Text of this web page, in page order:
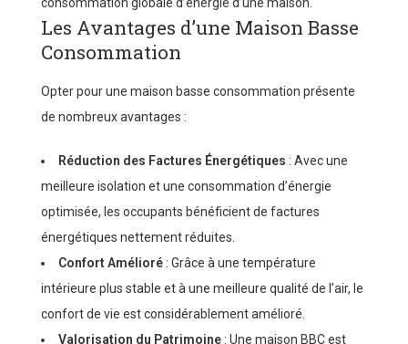
Les Avantages d’une Maison Basse
Consommation
Opter pour une maison basse consommation présente
de nombreux avantages :
Réduction des Factures Énergétiques : Avec une
meilleure isolation et une consommation d’énergie
optimisée, les occupants bénéficient de factures
énergétiques nettement réduites.
Confort Amélioré: Grâce à une température
intérieure plus stable et à une meilleure qualité de l’air, le
confort de vie est considérablement amélioré.
Valorisation du Patrimoine: Une maison BBC est